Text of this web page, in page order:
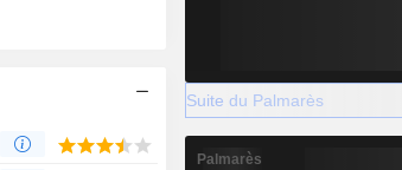
Suite du Palmarès
Palmarès